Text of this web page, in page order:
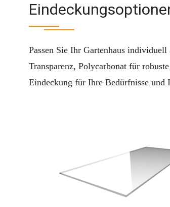
Passen Sie Ihr Gartenhaus
Transparenz, Polycarbonat für
Eindeckung für Ihre Bedürfnisse und